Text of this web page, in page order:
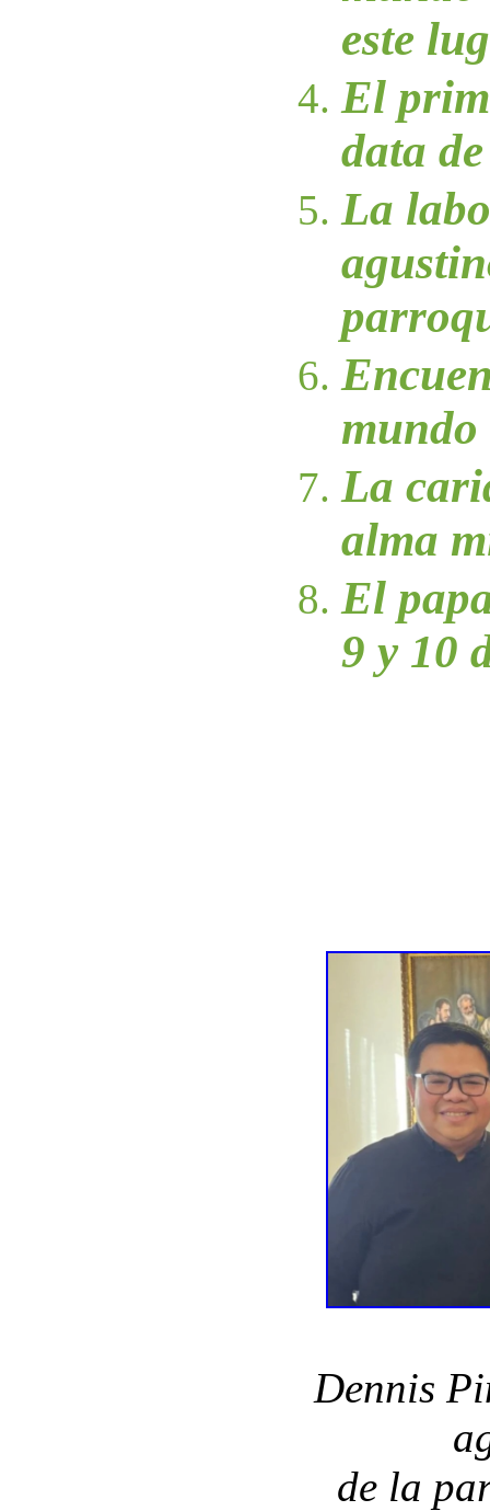
este
El
data
La
mundo
La
alma
El
9 y 10
Dennis
de la